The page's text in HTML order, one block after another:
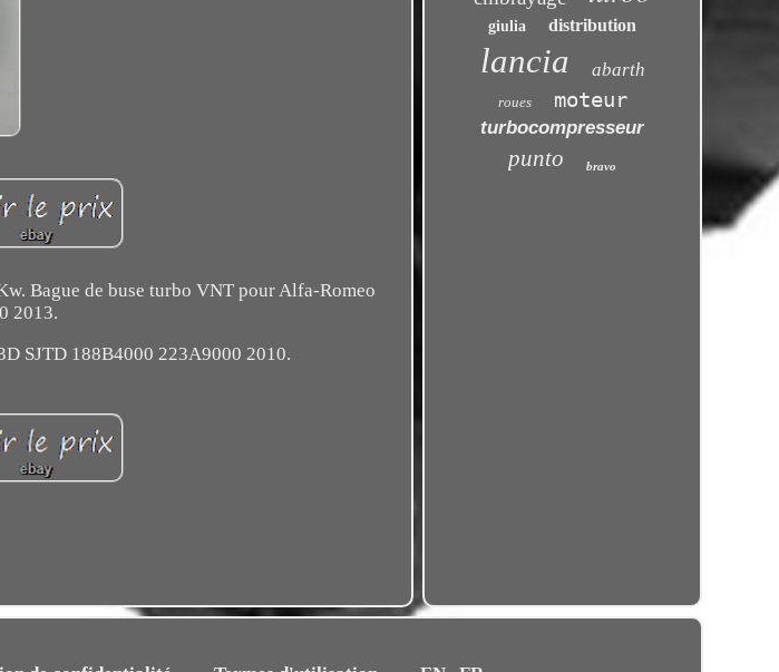
Bague de buse turbo VNT pour Alfa-Romeo
2013.
SJTD 188B4000 223A9000 2010.
giulia distribution
lancia abarth
roues moteur
turbocompresseur
punto bravo